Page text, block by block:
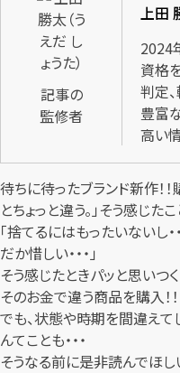
記事の
監修者
上田
2024
資格
判定
豊富
高い
待ちに待ったブランド新作！！
とちょっと違う。」そう感じた
「捨てるにはもったいないし
だか惜しい・・・」
そう感じたときパッと思いつ
そのお金で違う商品を購入！
でも、状態や時期を間違えて
んてことも・・・
そうなる前に是非読んでほし